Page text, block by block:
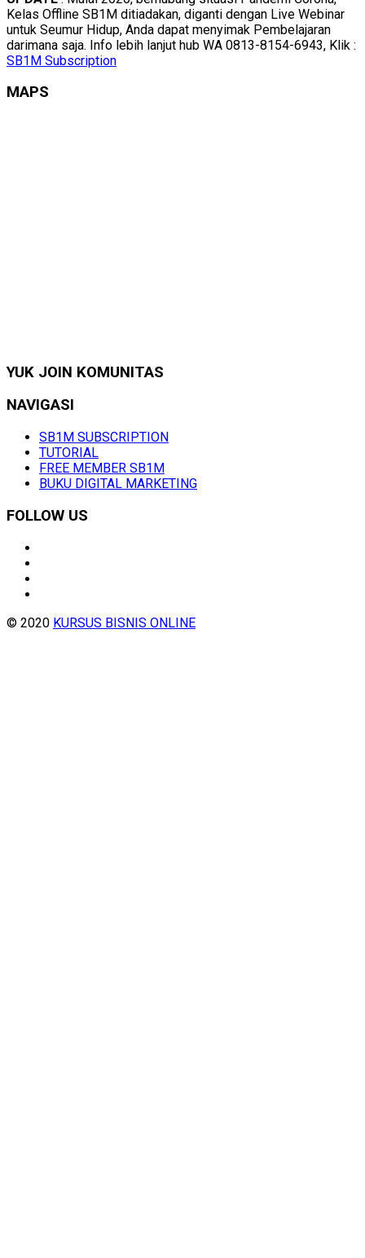
Kelas Offline SB1M ditiadakan, diganti dengan Live Webinar
untuk Seumur Hidup, Anda dapat menyimak Pembelajaran
darimana saja. Info lebih lanjut hub WA 0813-8154-6943, Klik :
SB1M Subscription
MAPS
YUK JOIN KOMUNITAS
NAVIGASI
SB1M SUBSCRIPTION
TUTORIAL
FREE MEMBER SB1M
BUKU DIGITAL MARKETING
FOLLOW US
© 2020 KURSUS BISNIS ONLINE